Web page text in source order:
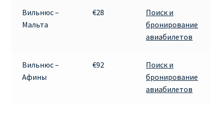
Вильнюс –
Мальта
€28
Поиск и
бронирование
авиабилетов
Вильнюс –
Афины
€92
Поиск и
бронирование
авиабилетов